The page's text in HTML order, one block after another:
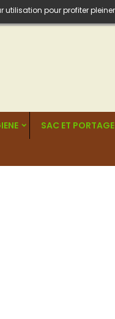
pour profiter
SAC ET PORTAGE